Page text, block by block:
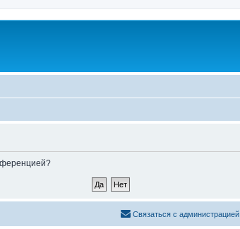
Связаться с администрацией